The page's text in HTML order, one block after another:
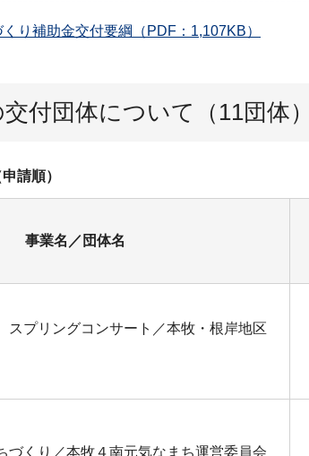
り補助金交付要綱（PDF：1,107KB）
付団体について（11団体）
請順）
事業名／団体名
スプリングコンサート／本牧・根岸地区
づくり／本牧４南元気なまち運営委員会